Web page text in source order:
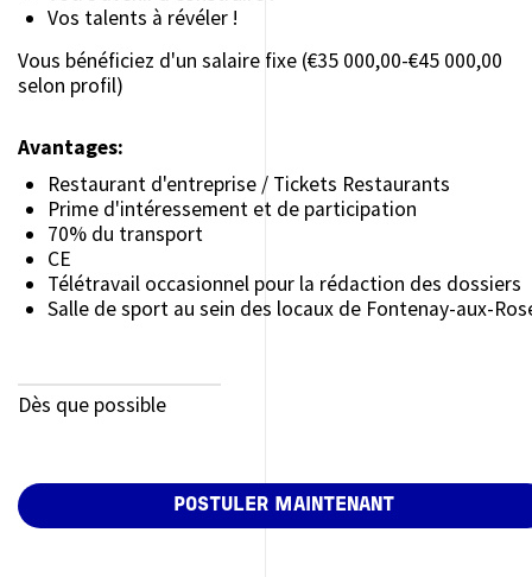
Vos talents à révéler !
Vous bénéficiez d'un salaire fixe (€35 000,00-€45 000,00
selon profil)
Avantages:
Restaurant d'entreprise / Tickets Restaurants
Prime d'intéressement et de participation
70% du transport
CE
Télétravail occasionnel pour la rédaction des dossiers
Salle de sport au sein des locaux de Fontenay-aux-
Dès que possible
POSTULER MAINTENANT